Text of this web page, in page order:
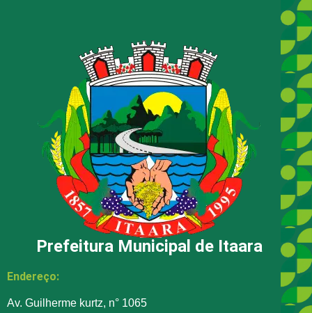
Prefeitura Municipal de Itaara
Endereço:
Av. Guilherme kurtz, n° 1065